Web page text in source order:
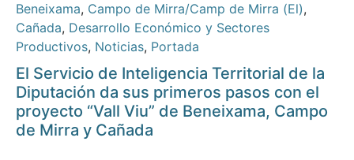
Beneixama, Campo de Mirra/Camp de Mirra (El),
Cañada, Desarrollo Económico y Sectores
Productivos, Noticias, Portada
El Servicio de Inteligencia Territorial de la
Diputación da sus primeros pasos con el
proyecto “Vall Viu” de Beneixama, Campo
de Mirra y Cañada